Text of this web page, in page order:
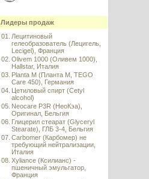
Лидеры продаж
01.
Лецитиновый
гелеобразователь (Лецигель,
Lecigel), Франция
02. Olivem 1000 (Оливем 1000),
Hallstar, Италия
03. Planta M (Планта М, TEGO
Care 450), Германия
04. Цетиловый спирт (Сetyl
alcohol)
05. Neocare P3R (НеоКэа),
Оригинал, Бельгия
06. Глицерил стеарат (Glyceryl
Stearate), ГЛБ 3-4, Бельгия
07. Carbomer (Карбомер) не
требующий нейтрализации,
Италия
08. Xyliance (Ксилианс) -
пшеничный эмульгатор,
Франция